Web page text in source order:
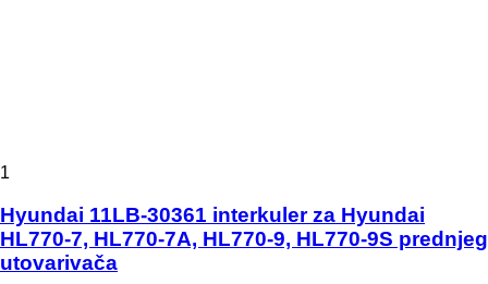
1
Hyundai 11LB-30361 interkuler za Hyundai
HL770-7, HL770-7A, HL770-9, HL770-9S prednjeg
utovarivača